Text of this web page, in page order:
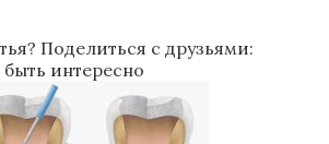
Поделиться с друзьями:
интересно